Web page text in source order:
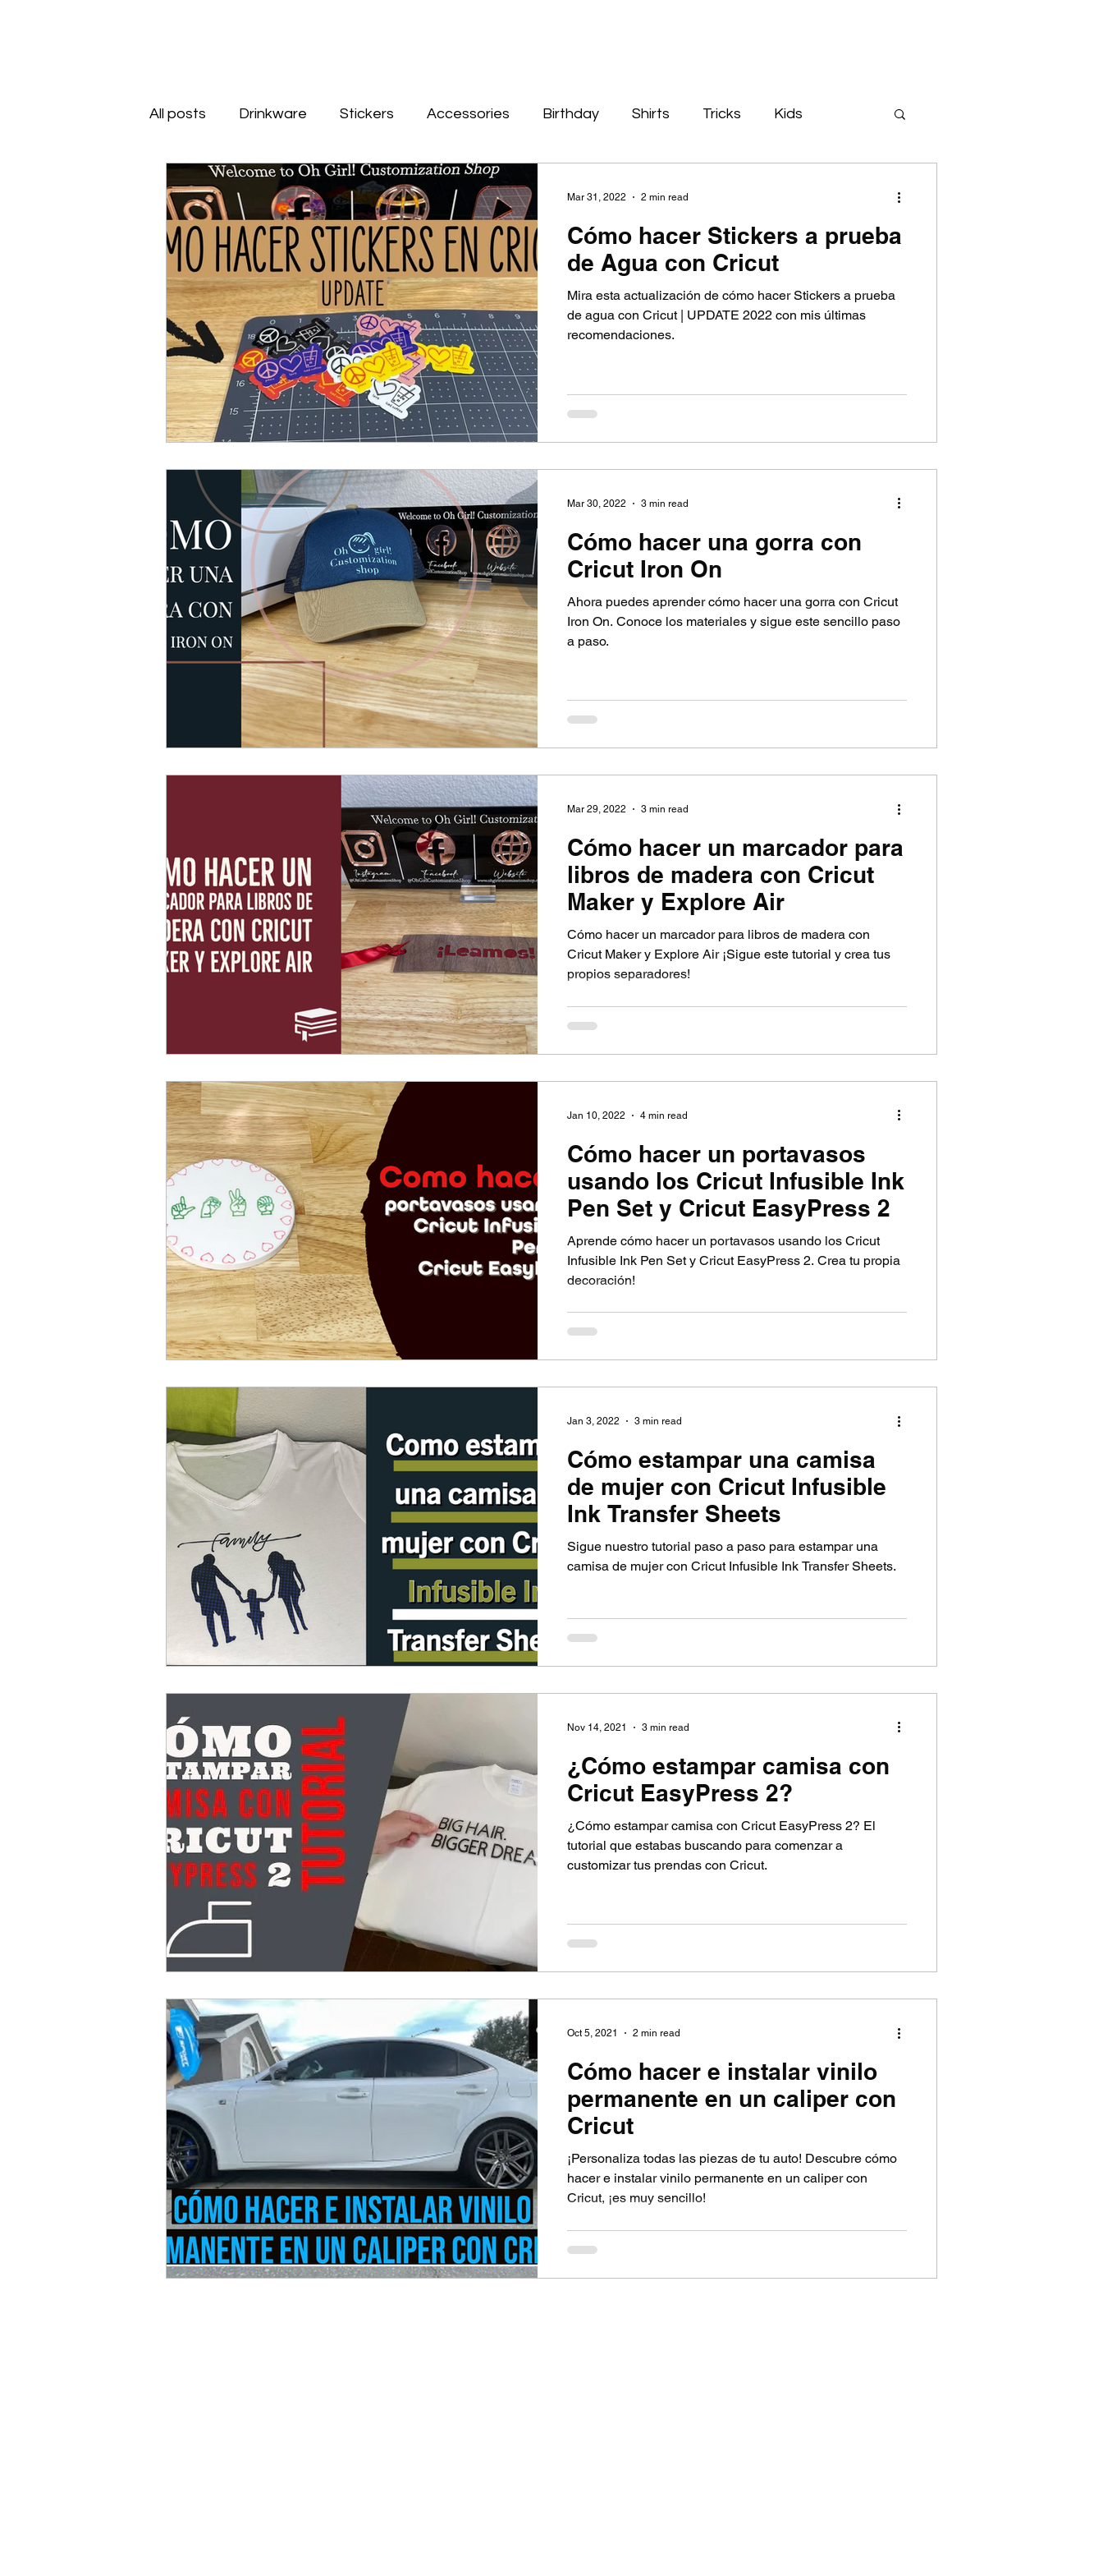
All posts Drinkware Stickers Accessories Birthday Shirts Tricks Kids
Engraving Keychains Cards Christmas
Acrilic Unboxing Sublimation
Cómo hacer Stickers a prueba
de Agua con Cricut
Mira esta actualización de cómo hacer Stickers a prueba
de agua con Cricut | UPDATE 2022 con mis últimas
recomendaciones.
Mar 31, 2022 2 min read
Cómo hacer una gorra con
Cricut Iron On
Ahora puedes aprender cómo hacer una gorra con Cricut
Iron On. Conoce los materiales y sigue este sencillo paso
a paso.
Mar 30, 2022 3 min read
Cómo hacer un marcador para
libros de madera con Cricut
Maker y Explore Air
Cómo hacer un marcador para libros de madera con
Cricut Maker y Explore Air ¡Sigue este tutorial y crea tus
propios separadores!
Mar 29, 2022 3 min read
Cómo hacer un portavasos
usando los Cricut Infusible Ink
Pen Set y Cricut EasyPress 2
Aprende cómo hacer un portavasos usando los Cricut
Infusible Ink Pen Set y Cricut EasyPress 2. Crea tu propia
decoración!
Jan 10, 2022 4 min read
Cómo estampar una camisa
de mujer con Cricut Infusible
Ink Transfer Sheets
Sigue nuestro tutorial paso a paso para estampar una
camisa de mujer con Cricut Infusible Ink Transfer Sheets.
Jan 3, 2022 3 min read
¿Cómo estampar camisa con
Cricut EasyPress 2?
¿Cómo estampar camisa con Cricut EasyPress 2? El
tutorial que estabas buscando para comenzar a
customizar tus prendas con Cricut.
Nov 14, 2021 3 min read
Cómo hacer e instalar vinilo
permanente en un caliper con
Cricut
¡Personaliza todas las piezas de tu auto! Descubre cómo
hacer e instalar vinilo permanente en un caliper con
Cricut, ¡es muy sencillo!
Oct 5, 2021 2 min read